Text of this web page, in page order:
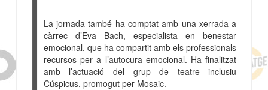
La jornada també ha comptat amb una xerrada a
càrrec d’Eva Bach, especialista en benestar
emocional, que ha compartit amb els professionals
recursos per a l’autocura emocional. Ha finalitzat
amb l’actuació del grup de teatre inclusiu
Cúspicus, promogut per Mosaic.